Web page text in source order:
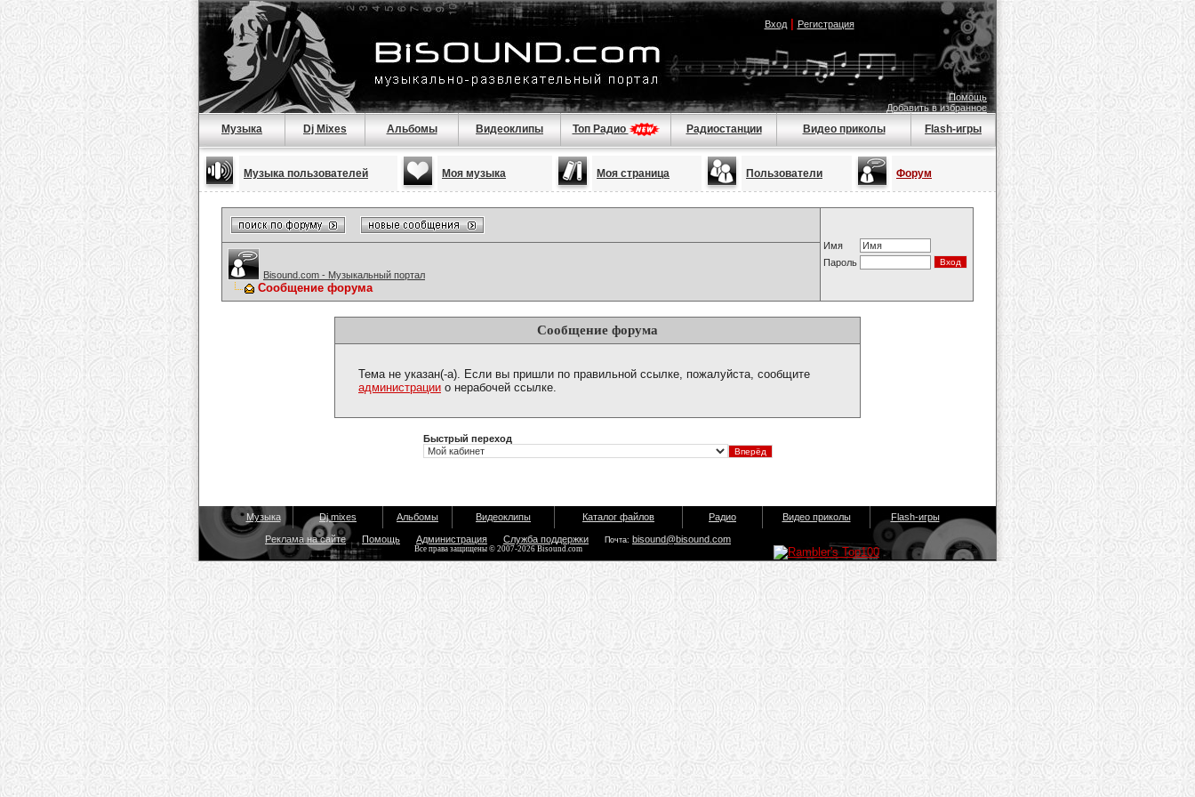
Вход| Регистрация
Помощь
Добавить в избранное
Музыка Dj Mixes Альбомы Видеоклипы Топ Радио Радиостанции Видео приколы Flash-игры
Музыка пользователей Моя музыка Моя страница Пользователи Форум
Имя
Пароль
Bisound.com - Музыкальный портал
Сообщение форума
Сообщение форума
Тема не указан(-а). Если вы пришли по правильной ссылке, пожалуйста, сообщите
администрации о нерабочей ссылке.
Быстрый переход
Музыка Dj mixes Альбомы Видеоклипы Каталог файлов Радио Видео приколы Flash-игры
Реклама на сайте Помощь Администрация Служба поддержки Почта: bisound@bisound.com
Все права защищены © 2007-2026 Bisound.com